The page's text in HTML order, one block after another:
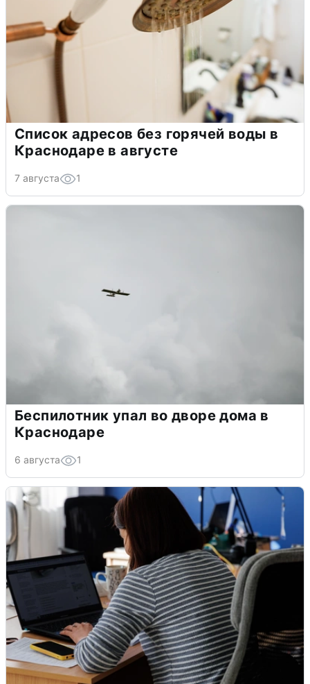
Список адресов без горячей воды в
Краснодаре в августе
7 августа 1
Беспилотник упал во дворе дома в
Краснодаре
6 августа 1